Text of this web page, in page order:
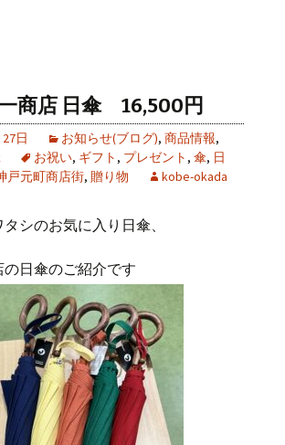
商店 日傘 16,500円
日 お知らせ(ブログ), 商品情報,
お祝い, ギフト , プレゼント , 傘, 日
戸元町商店街, 贈り物 kobe-okada
シのお気に入り日傘、
日傘のご紹介です